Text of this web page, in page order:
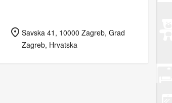
Savska 41, 10000 Zagreb, Grad
Zagreb, Hrvatska